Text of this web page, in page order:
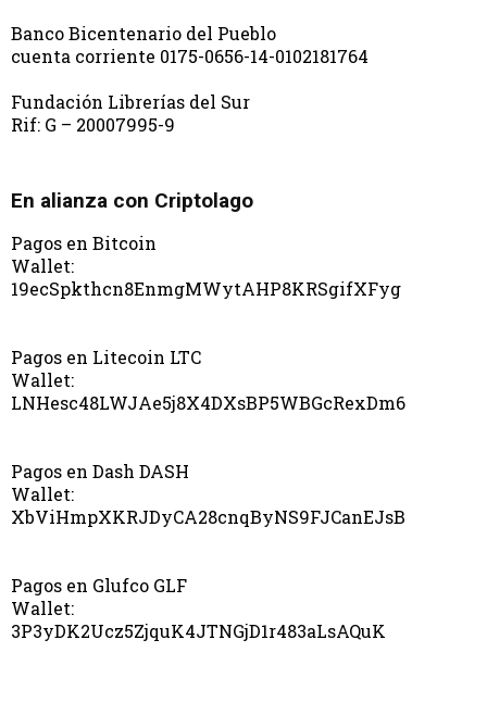
Banco Bicentenario del Pueblo
cuenta corriente 0175-0656-14-0102181764
Fundación Librerías del Sur
Rif: G – 20007995-9
En alianza con Criptolago
Pagos en Bitcoin
Wallet:
19ecSpkthcn8EnmgMWytAHP8KRSgifXFyg
Pagos en Litecoin LTC
Wallet:
LNHesc48LWJAe5j8X4DXsBP5WBGcRexDm6
Pagos en Dash DASH
Wallet:
XbViHmpXKRJDyCA28cnqByNS9FJCanEJsB
Pagos en Glufco GLF
Wallet:
3P3yDK2Ucz5ZjquK4JTNGjD1r483aLsAQuK